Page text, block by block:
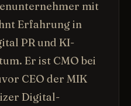
mit
Erfahrung in
PR und KI-
Er ist CMO bei
CEO der MIK
Digital-